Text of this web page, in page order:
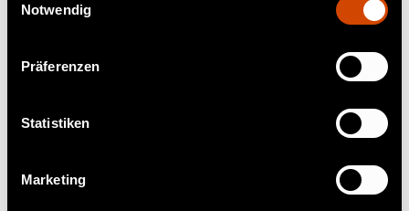
Notwendig
Präferenzen
Statistiken
Marketing